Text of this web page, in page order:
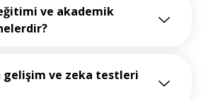
ve akademik
gelişim ve zeka testleri